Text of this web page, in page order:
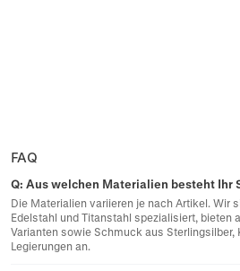
FAQ
Q: Aus welchen Materialien besteht Ihr
Die Materialien variieren je nach Artikel. Wir
Edelstahl und Titanstahl spezialisiert, bieten
Varianten sowie Schmuck aus Sterlingsilber,
Legierungen an.